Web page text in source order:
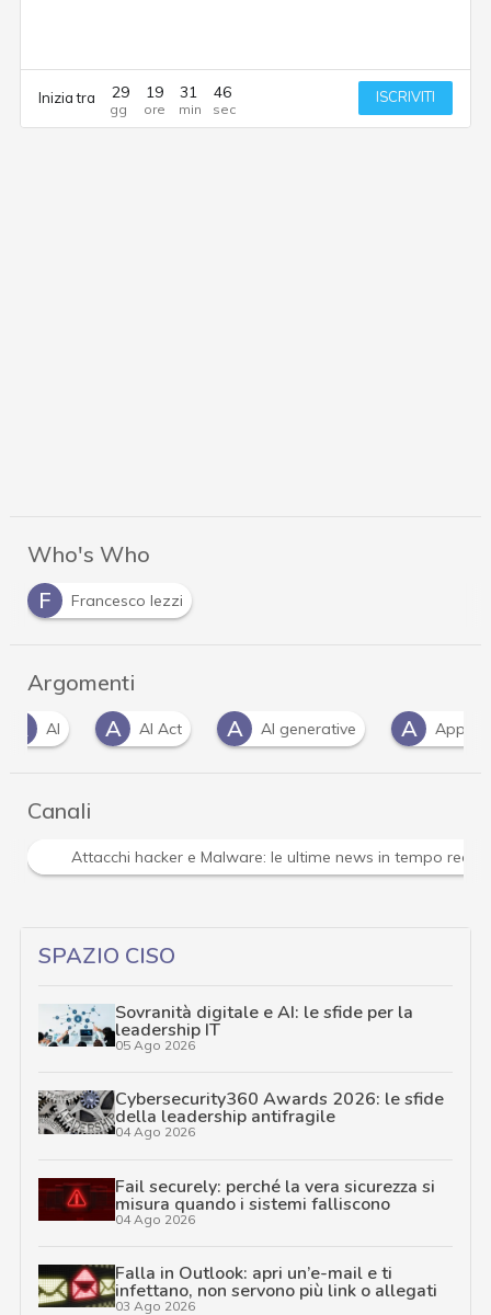
Inizia tra 29 19 31 46 ISCRIVITI
Who's Who
F
Francesco Iezzi
Argomenti
A
AI Act A AI generative A Applicazioni
Canali
Attacchi hacker e Malware: le ultime news in tempo
SPAZIO CISO
Sovranità digitale e AI: le sfide per la
leadership IT
05 Ago 2026
Cybersecurity360 Awards 2026: le sfide
della leadership antifragile
04 Ago 2026
Fail securely: perché la vera sicurezza si
misura quando i sistemi falliscono
04 Ago 2026
Falla in Outlook: apri un’e-mail e ti
infettano, non servono più link o allegati
03 Ago 2026